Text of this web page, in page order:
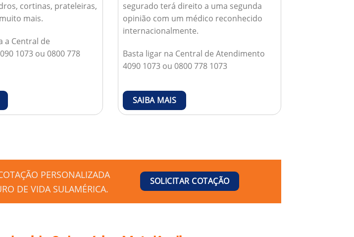
cortinas, prateleiras,
mais.
a Central de
1073 ou 0800 778
segurado terá direito a uma segunda
opinião com um médico reconhecido
internacionalmente.
Basta ligar na Central de Atendimento
4090 1073 ou 0800 778 1073
SAIBA MAIS
PERSONALIZADA
DE VIDA SULAMÉRICA.
SOLICITAR COTAÇÃO